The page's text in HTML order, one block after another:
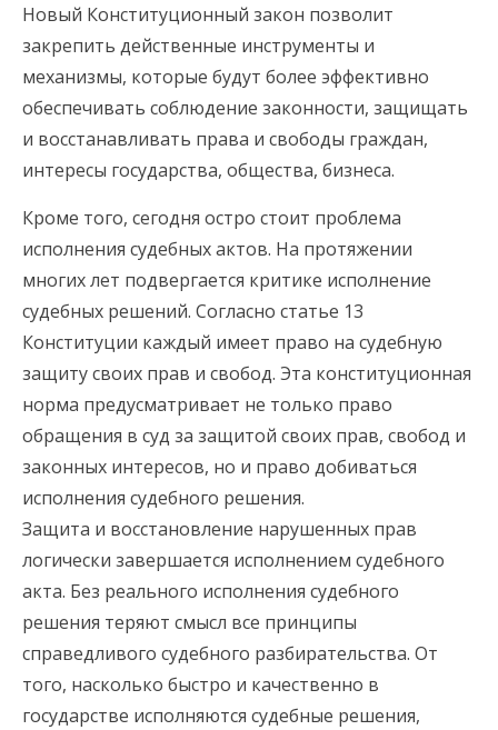
Новый Конституционный закон позволит
закрепить действенные инструменты и
механизмы, которые будут более эффективно
обеспечивать соблюдение законности, защищать
и восстанавливать права и свободы граждан,
интересы государства, общества, бизнеса.
Кроме того, сегодня остро стоит проблема
исполнения судебных актов. На протяжении
многих лет подвергается критике исполнение
судебных решений. Согласно статье 13
Конституции каждый имеет право на судебную
защиту своих прав и свобод. Эта конституционная
норма предусматривает не только право
обращения в суд за защитой своих прав, свобод и
законных интересов, но и право добиваться
исполнения судебного решения.
Защита и восстановление нарушенных прав
логически завершается исполнением судебного
акта. Без реального исполнения судебного
решения теряют смысл все принципы
справедливого судебного разбирательства. От
того, насколько быстро и качественно в
государстве исполняются судебные решения,